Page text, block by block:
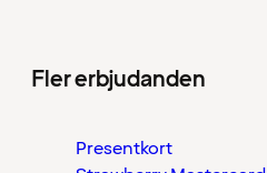
Fler erbjudanden
Presentkort